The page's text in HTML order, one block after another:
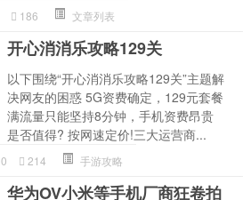
186 文章列表
开心消消乐攻略129关
以下围绕“开心消消乐攻略129关”主题解
决网友的困惑 5G资费确定，129元套餐
满流量只能坚持8分钟，手机资费昂贵
是否值得? 按网速定价!三大运营商...
0 214 手游攻略
华为OV小米等手机厂商狂卷拍